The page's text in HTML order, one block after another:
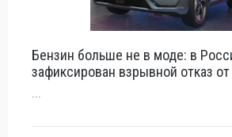
Бензин больше не в моде: в
зафиксирован взрывной отказ от
...